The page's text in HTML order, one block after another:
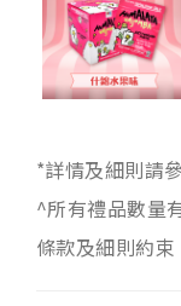
*詳情及細則請
^所有禮品數量
條款及細則約束